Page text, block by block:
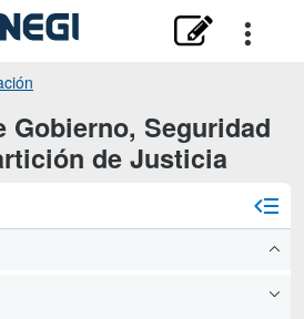
Gobierno, Seguridad
de Justicia